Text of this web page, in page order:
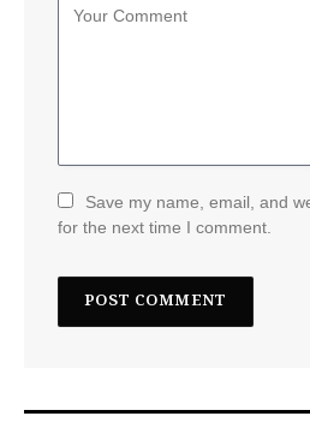
Save my name, email, and
for the next time I comment.